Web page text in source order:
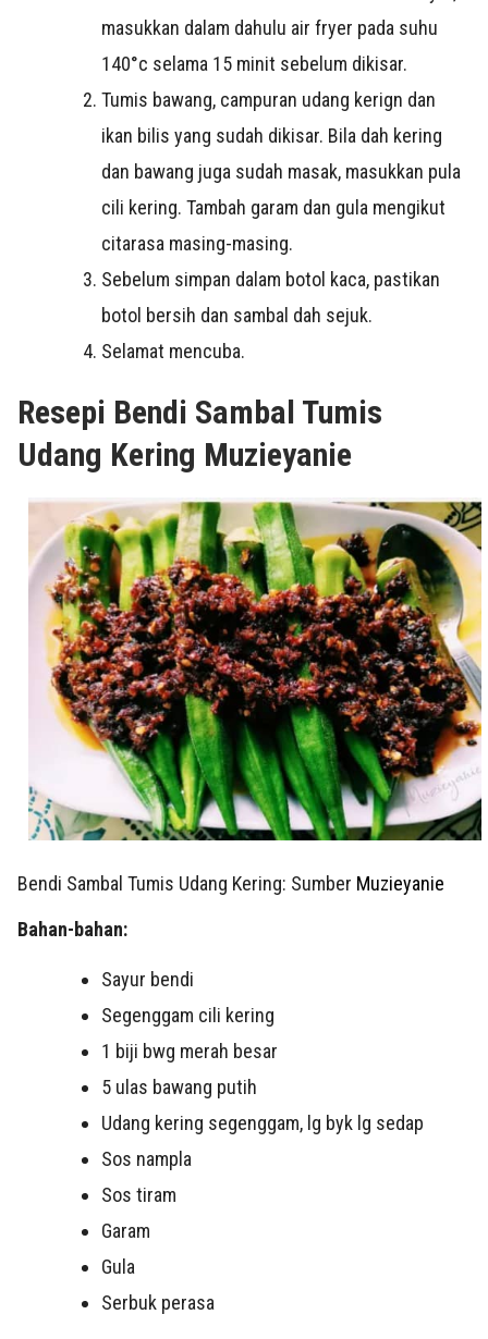
masukkan dalam dahulu air fryer pada suhu
140°c selama 15 minit sebelum dikisar.
Tumis bawang, campuran udang kerign dan
ikan bilis yang sudah dikisar. Bila dah kering
dan bawang juga sudah masak, masukkan pula
cili kering. Tambah garam dan gula mengikut
citarasa masing-masing.
Sebelum simpan dalam botol kaca, pastikan
botol bersih dan sambal dah sejuk.
Selamat mencuba.
Resepi Bendi Sambal Tumis
Udang Kering Muzieyanie
Bendi Sambal Tumis Udang Kering: Sumber Muzieyanie
Bahan-bahan:
Sayur bendi
Segenggam cili kering
1 biji bwg merah besar
5 ulas bawang putih
Udang kering segenggam, lg byk lg sedap
Sos nampla
Sos tiram
Garam
Gula
Serbuk perasa